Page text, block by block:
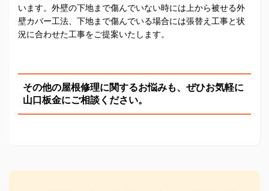
います。外壁の下地まで傷んでいない時には上から被せる外
壁カバー工法、下地まで傷んでいる場合には張替え工事と状
況に合わせた工事をご提案いたします。
その他の屋根修理に関するお悩みも、ぜひお気軽に
山口板金にご相談ください。